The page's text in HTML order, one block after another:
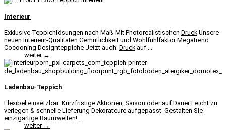
Interieur
Exklusive Teppichlösungen nach Maß Mit Photorealistischen Druck Unsere
neuen Interieur-Qualitäten Gemütlichkeit und Wohlfühlfaktor Megatrend:
Cocooning Designteppiche Jetzt auch: Druck auf ...
weiter →
Ladenbau-Teppich
Flexibel einsetzbar: Kurzfristige Aktionen, Saison oder auf Dauer Leicht zu
verlegen & schnelle Lieferung Dekorateure aufgepasst: Gestalten Sie
einzigartige Raumwelten! ...
weiter →